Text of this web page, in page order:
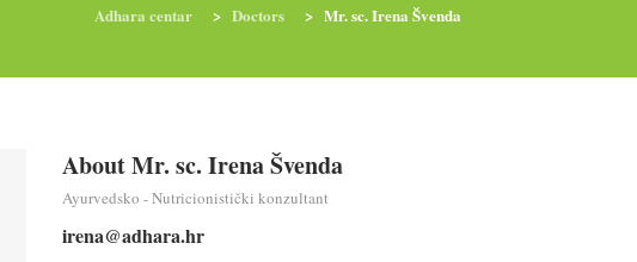
Adhara centar > Doctors > Mr. sc. Irena Švenda
About Mr. sc. Irena Švenda
Ayurvedsko - Nutricionistički konzultant
irena@adhara.hr